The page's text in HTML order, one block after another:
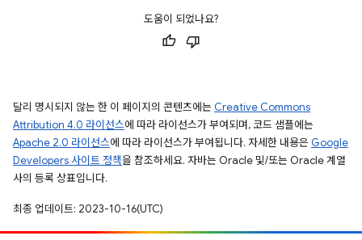
도움이 되었나요?
달리 명시되지 않는 한 이 페이지의 콘텐츠에는 Creative Commons
Attribution 4.0 라이선스에 따라 라이선스가 부여되며, 코드 샘플에는
Apache 2.0 라이선스에 따라 라이선스가 부여됩니다. 자세한 내용은 Google
Developers 사이트 정책을 참조하세요. 자바는 Oracle 및/또는 Oracle 계열
사의 등록 상표입니다.
최종 업데이트: 2023-10-16(UTC)